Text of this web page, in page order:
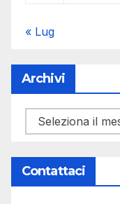
« Lug
Archivi
Archivi
Contattaci